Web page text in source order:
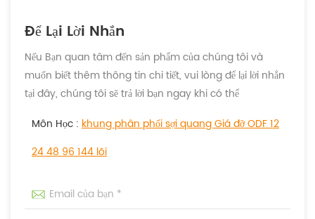
Để Lại Lời Nhắn
Nếu Bạn quan tâm đến sản phẩm của chúng tôi và
muốn biết thêm thông tin chi tiết, vui lòng để lại lời nhắn
tại đây, chúng tôi sẽ trả lời bạn ngay khi có thể
Môn Học : khung phân phối sợi quang Giá đỡ ODF 12
24 48 96 144 lõi